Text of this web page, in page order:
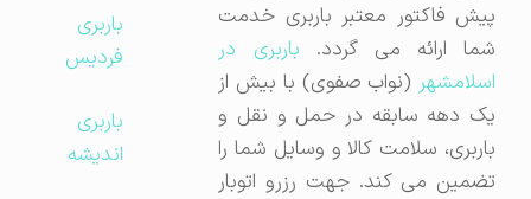
پیش فاکتور معتبر باربری خدمت
شما ارائه می گردد.باربری در
اسلامشهر(نواب صفوی) با بیش از
یک دهه سابقه در حمل و نقل و
باربری، سلامت کالا و وسایل شما را
تضمین می کند. جهت رزرو اتوبار
باربری
فردیس
باربری
اندیشه